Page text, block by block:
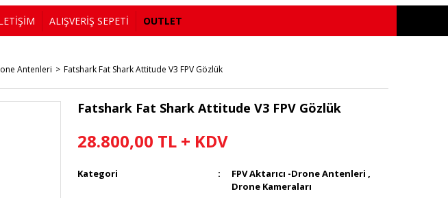
ALIŞVERİŞ SEPETİ OUTLET
Antenleri Fatshark Fat Shark Attitude V3 FPV Gözlük
Fatshark Fat Shark Attitude V3 FPV Gözlük
28.800,00 TL + KDV
Kategori FPV Aktarıcı -Drone Antenleri ,
Drone Kameraları